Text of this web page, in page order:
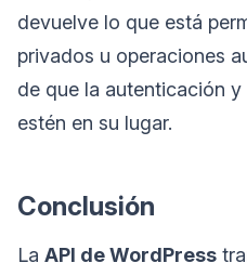
devuelve lo que está
privados u operaciones
de que la autenticación
estén en su lugar.
Conclusión
La API de WordPress